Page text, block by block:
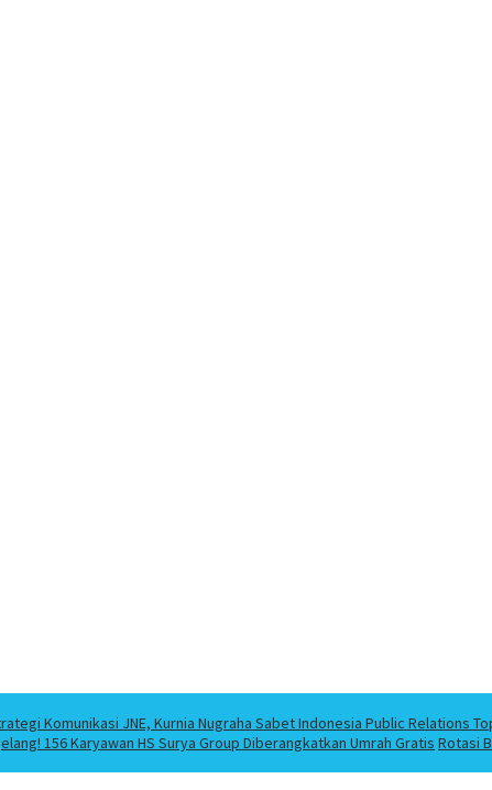
Komunikasi JNE, Kurnia Nugraha Sabet Indonesia Public Relations
156 Karyawan HS Surya Group Diberangkatkan Umrah Gratis Rotasi